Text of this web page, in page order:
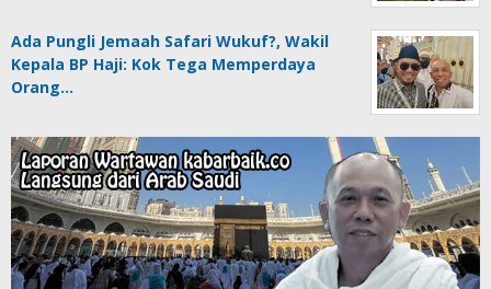
Ada Pungli Jemaah Safari Wukuf?, Wakil
Kepala BP Haji: Kok Tega Memperdaya
Orang…